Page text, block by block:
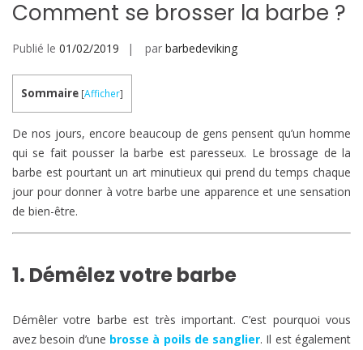
Comment se brosser la barbe ?
Publié le 01/02/2019 par barbedeviking
Sommaire [Afficher]
De nos jours, encore beaucoup de gens pensent qu’un homme
qui se fait pousser la barbe est paresseux. Le brossage de la
barbe est pourtant un art minutieux qui prend du temps chaque
jour pour donner à votre barbe une apparence et une sensation
de bien-être.
1. Démêlez votre barbe
Démêler votre barbe est très important. C’est pourquoi vous
avez besoin d’une brosse à poils de sanglier. Il est également